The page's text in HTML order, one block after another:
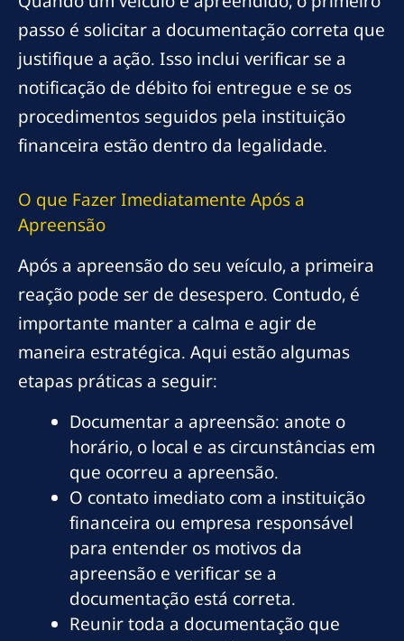
passo é solicitar a documentação correta que
justifique a ação. Isso inclui verificar se a
notificação de débito foi entregue e se os
procedimentos seguidos pela instituição
financeira estão dentro da legalidade.
O que Fazer Imediatamente Após a
Apreensão
Após a apreensão do seu veículo, a primeira
reação pode ser de desespero. Contudo, é
importante manter a calma e agir de
maneira estratégica. Aqui estão algumas
etapas práticas a seguir:
Documentar a apreensão: anote o
horário, o local e as circunstâncias em
que ocorreu a apreensão.
O contato imediato com a instituição
financeira ou empresa responsável
para entender os motivos da
apreensão e verificar se a
documentação está correta.
Reunir toda a documentação que